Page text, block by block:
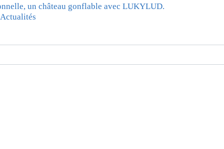
Actualités